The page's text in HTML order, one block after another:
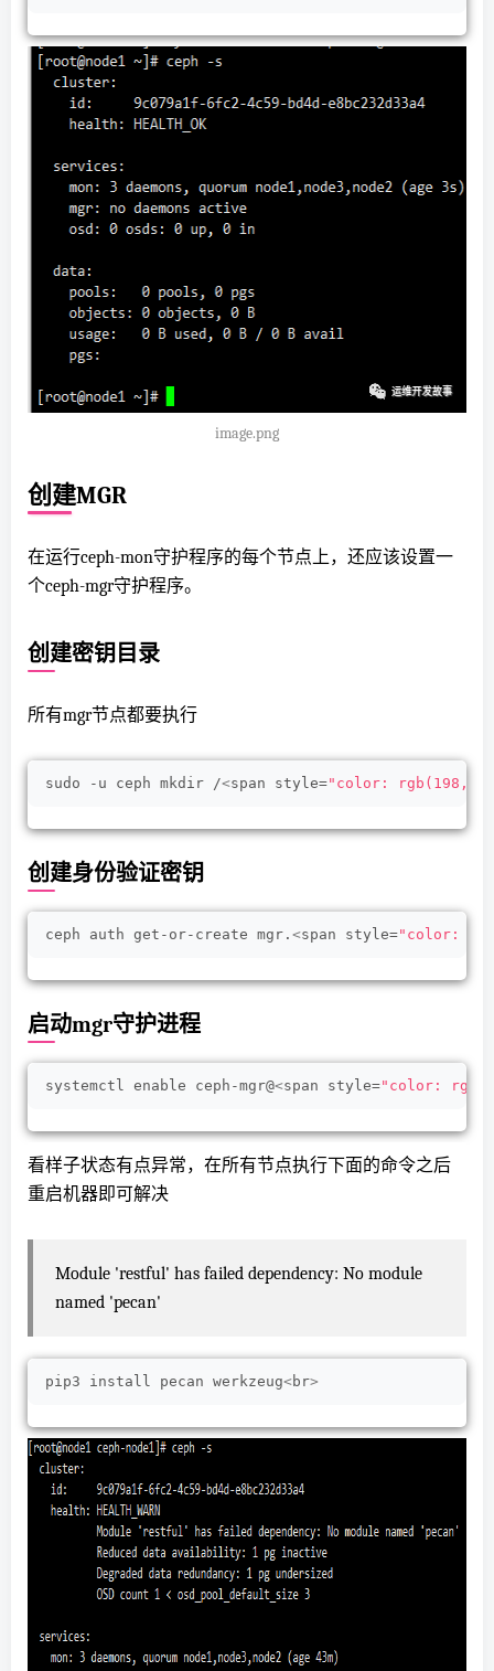
image.png
创建MGR
在运行ceph-mon守护程序的每个节点上，还应该设置一
个ceph-mgr守护程序。
创建密钥目录
所有mgr节点都要执行
sudo -u ceph mkdir /<span style="color: rgb(198,
创建身份验证密钥
ceph auth get-or-create mgr. <span style="color:
启动mgr守护进程
systemctl enable ceph-mgr@<span style="color:
看样子状态有点异常，在所有节点执行下面的命令之后
重启机器即可解决
Module 'restful' has failed dependency: No module
named 'pecan'
pip3 install pecan werkzeug<br>